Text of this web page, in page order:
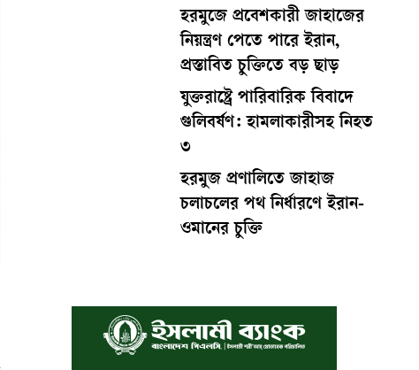
হরমুজে প্রবেশকারী জাহাজের
নিয়ন্ত্রণ পেতে পারে ইরান,
প্রস্তাবিত চুক্তিতে বড় ছাড়
যুক্তরাষ্ট্রে পারিবারিক বিবাদে
গুলিবর্ষণ: হামলাকারীসহ নিহত
৩
হরমুজ প্রণালিতে জাহাজ
চলাচলের পথ নির্ধারণে ইরান-
ওমানের চুক্তি